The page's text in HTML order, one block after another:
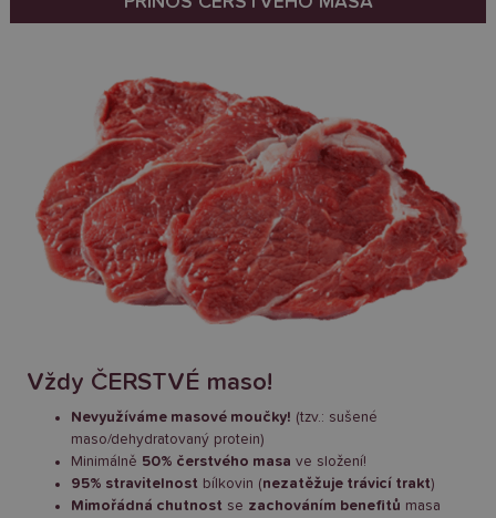
Vždy ČERSTVÉ maso!
Nevyužíváme masové moučky! (tzv.: sušené
maso/dehydratovaný protein)
Minimálně 50% čerstvého masa ve složení!
95% stravitelnost bílkovin (nezatěžuje trávicí trakt)
Mimořádná chutnost se zachováním benefitů masa